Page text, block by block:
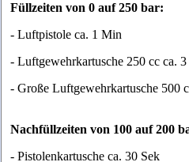
Füllzeiten von 0 auf 250 bar:
- Luftpistole ca. 1 Min
- Luftgewehrkartusche 250 cc ca.
- Große Luftgewehrkartusche 500
Nachfüllzeiten von 100 auf 200
- Pistolenkartusche ca. 30 Sek